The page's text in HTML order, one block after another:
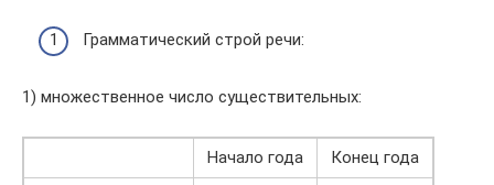
Грамматический строй речи:
1) множественное число существительных:
Начало года
Конец года